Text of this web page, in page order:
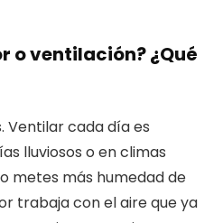
o ventilación? ¿Qué
Ventilar cada día es
lluviosos o en climas
metes más humedad de
trabaja con el aire que ya